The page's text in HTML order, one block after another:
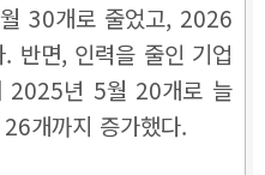
30개로 줄었고, 2026
반면, 인력을 줄인 기업
2025년 5월 20개로 늘
개까지 증가했다.